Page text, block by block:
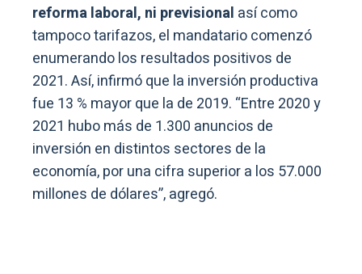
reforma laboral, ni previsional así como
tampoco tarifazos, el mandatario comenzó
enumerando los resultados positivos de
2021. Así, infirmó que la inversión productiva
fue 13 % mayor que la de 2019. “Entre 2020 y
2021 hubo más de 1.300 anuncios de
inversión en distintos sectores de la
economía, por una cifra superior a los 57.000
millones de dólares”, agregó.